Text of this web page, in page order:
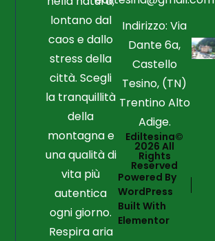
lontano dal
caos e dallo
stress della
città. Scegli
la tranquillità
della
montagna e
una qualità di
vita più
autentica
ogni giorno.
Respira aria
Indirizzo: Via
Dante 6a,
Castello
Tesino, (TN)
Trentino Alto
Adige.
Ediltesina©
2026 All
Rights
Reserved
Powered By
WordPress
Built With
Elementor